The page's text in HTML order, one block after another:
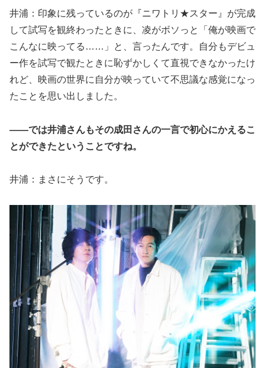
井浦：印象に残っているのが『ニワトリ★スター』が完成
して試写を観終わったときに、凌がボソっと「俺が映画で
こんなに映ってる……」と、言ったんです。自分もデビュ
ー作を試写で観たときに恥ずかしくて直視できなかったけ
れど、映画の世界に自分が映っていて不思議な感覚になっ
たことを思い出しました。
——では井浦さんもその成田さんの一言で初心にかえるこ
とができたということですね。
井浦：まさにそうです。